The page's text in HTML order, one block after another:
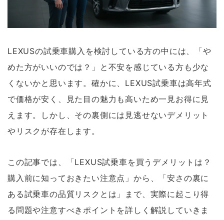
LEXUSの試乗車購入を検討している方の中には、「や
めた方がいいのでは？」と不安を感じている方も少な
くないかと思います。確かに、LEXUS試乗車は高年式
で価格が安く、見た目の魅力も高いため一見お得に見
えます。しかし、その裏側には見逃せないデメリット
やリスクが存在します。
この記事では、「LEXUS試乗車を買うデメリットは？
購入前に知っておきたい注意点」から、「安さの裏に
ある試乗車の品質リスクとは」まで、実際に起こり得
る問題や注意すべきポイントを詳しく解説していきま